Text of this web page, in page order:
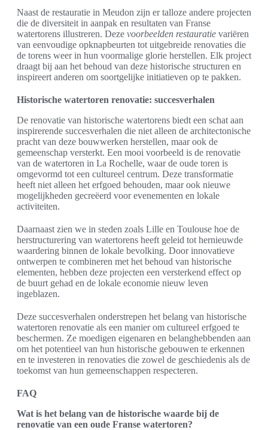
Naast de restauratie in Meudon zijn er talloze andere projecten
die de diversiteit in aanpak en resultaten van Franse
watertorens illustreren. Deze voorbeelden restauratie variëren
van eenvoudige opknapbeurten tot uitgebreide renovaties die
de torens weer in hun voormalige glorie herstellen. Elk project
draagt bij aan het behoud van deze historische structuren en
inspireert anderen om soortgelijke initiatieven op te pakken.
Historische watertoren renovatie: succesverhalen
De renovatie van historische watertorens biedt een schat aan
inspirerende succesverhalen die niet alleen de architectonische
pracht van deze bouwwerken herstellen, maar ook de
gemeenschap versterkt. Een mooi voorbeeld is de renovatie
van de watertoren in La Rochelle, waar de oude toren is
omgevormd tot een cultureel centrum. Deze transformatie
heeft niet alleen het erfgoed behouden, maar ook nieuwe
mogelijkheden gecreëerd voor evenementen en lokale
activiteiten.
Daarnaast zien we in steden zoals Lille en Toulouse hoe de
herstructurering van watertorens heeft geleid tot hernieuwde
waardering binnen de lokale bevolking. Door innovatieve
ontwerpen te combineren met het behoud van historische
elementen, hebben deze projecten een versterkend effect op
de buurt gehad en de lokale economie nieuw leven
ingeblazen.
Deze succesverhalen onderstrepen het belang van historische
watertoren renovatie als een manier om cultureel erfgoed te
beschermen. Ze moedigen eigenaren en belanghebbenden aan
om het potentieel van hun historische gebouwen te erkennen
en te investeren in renovaties die zowel de geschiedenis als de
toekomst van hun gemeenschappen respecteren.
FAQ
Wat is het belang van de historische waarde bij de
renovatie van een oude Franse watertoren?